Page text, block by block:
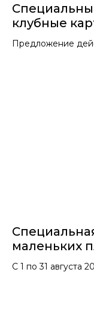
клубные
Предложение
маленьких
С 1 по 31 августа